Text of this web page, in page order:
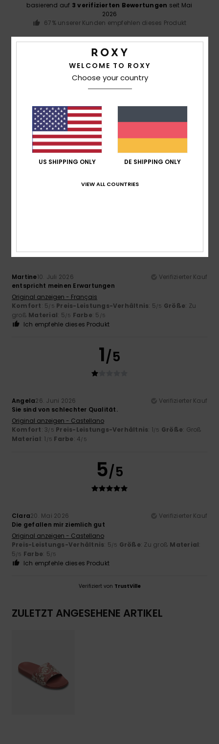
basierend auf 3 verifizierten Bewertungen seit Mai
2026
67% unserer Kunden empfehlen dieses Produkt
Komfort
4.0
Preis-Leistungs-Verhältnis
Größe
Zu klein Zu groß
3.7
Martine10. Juli 2026
Verifizierter Kauf
entspricht meinen Erwartungen
Original anzeigen - Français
Komfort: 5/5 Preis-Leistungs-Verhältnis: 5/5 Größe: Zu
groß Material: 5/5 Farbe: 5 /5
Ich empfehle dieses Produkt
1/5
Angela26. Juni 2026
Verifizierter Kauf
Sie sind von schlechter Qualität.
Original anzeigen - Castellano
Komfort: 3/5 Preis-Leistungs-Verhältnis: 1/5 Größe: Groß
Material: 1 /5 Farbe: 4/5
5/5
Clara20. Mai 2026
Verifizierter Kauf
Die gefallen mir ziemlich gut
Original anzeigen - Castellano
Preis-Leistungs-Verhältnis: 5/5 Größe: Zu groß Material:
5/5 Farbe: 5/5
Ich empfehle dieses Produkt
Verifiziert von TrustVille
ZULETZT ANGESEHENE ARTIKEL
WELCOME TO ROXY
Choose your country
US SHIPPING ONLY DE SHIPPING ONLY
VIEW ALL COUNTRIES